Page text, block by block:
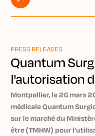
NeuWave’s market-
Kurt explains how
Watch
PRESS RELEASES
Quantum
l'autorisation
de Taïwan
Montpellier, le 26 mars
médicale Quantum
sur le marché du
être (TMHW) pour